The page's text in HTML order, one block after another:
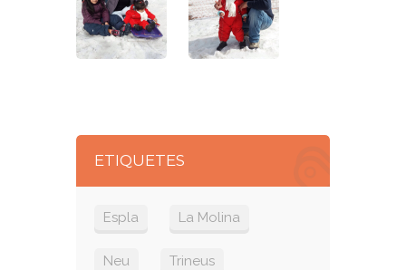
ETIQUETES
Espla La Molina
Neu Trineus